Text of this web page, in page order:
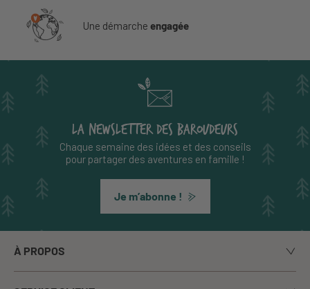
Une démarche engagée
LA NEWSLETTER DES BAROUDEURS
Chaque semaine des idées et des conseils
pour partager des aventures en famille !
Je m’abonne !
À PROPOS
Notre histoire